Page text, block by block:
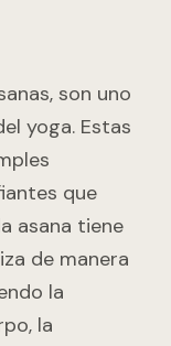
son uno
yoga. Estas
que
asana tiene
de manera
la
la